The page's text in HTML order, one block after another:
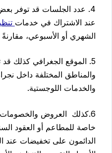
4. عدد الجلسات قد توفر بعض
عند الاشتراك في خدماتتنظيف
الشهري أو الأسبوعي، مقارنةً
5. الموقع الجغرافي كذلك قد
والمناطق المختلفة داخل نجران،
والخدمات اللوجستية.
6.كذلك العروض والخصومات
خاصة للمطاعم أو العقود
الدائمون على تخفيضات عند